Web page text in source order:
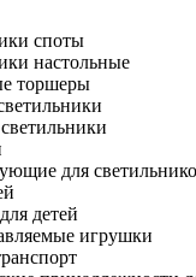
споты
настольные
торшеры
для
детей
игрушки